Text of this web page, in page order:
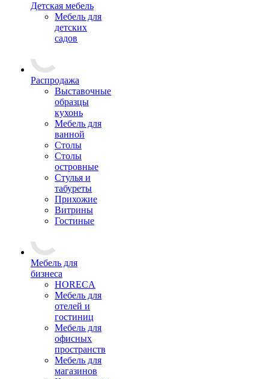
Детская мебель
Мебель для
детских
садов
Распродажа
Выставочные
образцы
кухонь
Мебель для
ванной
Столы
Столы
островные
Стулья и
табуреты
Прихожие
Витрины
Гостиные
Мебель для
бизнеса
HORECA
Мебель для
отелей и
гостиниц
Мебель для
офисных
пространств
Мебель для
магазинов